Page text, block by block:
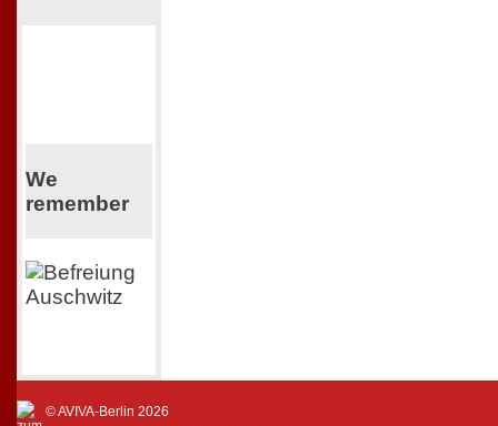
We
remember
© AVIVA-Berlin 2026